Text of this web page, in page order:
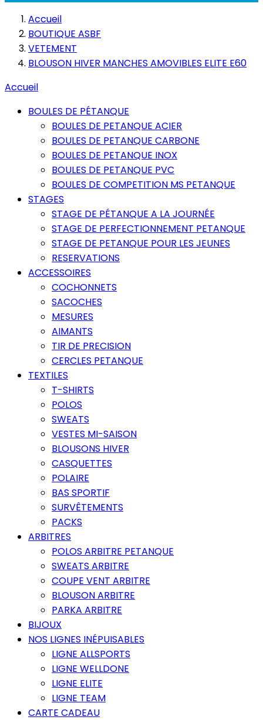
Accueil
BOUTIQUE ASBF
VETEMENT
BLOUSON HIVER MANCHES AMOVIBLES ELITE E60
Accueil
BOULES DE PÉTANQUE
BOULES DE PETANQUE ACIER
BOULES DE PETANQUE CARBONE
BOULES DE PETANQUE INOX
BOULES DE PETANQUE PVC
BOULES DE COMPETITION MS PETANQUE
STAGES
STAGE DE PÉTANQUE A LA JOURNÉE
STAGE DE PERFECTIONNEMENT PETANQUE
STAGE DE PETANQUE POUR LES JEUNES
RESERVATIONS
ACCESSOIRES
COCHONNETS
SACOCHES
MESURES
AIMANTS
TIR DE PRECISION
CERCLES PETANQUE
TEXTILES
T-SHIRTS
POLOS
SWEATS
VESTES MI-SAISON
BLOUSONS HIVER
CASQUETTES
POLAIRE
BAS SPORTIF
SURVÊTEMENTS
PACKS
ARBITRES
POLOS ARBITRE PETANQUE
SWEATS ARBITRE
COUPE VENT ARBITRE
BLOUSON ARBITRE
PARKA ARBITRE
BIJOUX
NOS LIGNES INÉPUISABLES
LIGNE ALLSPORTS
LIGNE WELLDONE
LIGNE ELITE
LIGNE TEAM
CARTE CADEAU